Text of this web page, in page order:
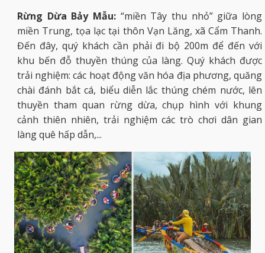
Rừng Dừa Bảy Mẫu: “miền Tây thu nhỏ” giữa lòng
miền Trung, tọa lạc tại thôn Vạn Lăng, xã Cẩm Thanh.
Đến đây, quý khách cần phải đi bộ 200m để đến với
khu bến đỗ thuyền thúng của làng. Quý khách được
trải nghiệm: các hoạt động văn hóa địa phương, quăng
chài đánh bắt cá, biểu diễn lắc thúng chém nước, lên
thuyền tham quan rừng dừa, chụp hình với khung
cảnh thiên nhiên, trải nghiệm các trò chơi dân gian
làng quê hấp dẫn,...